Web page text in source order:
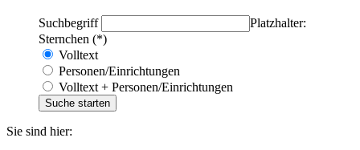
Suchbegriff
Platzhalter:
Sternchen (*)
Volltext
Personen/Einrichtungen
Volltext + Personen/Einrichtungen
Sie sind hier: